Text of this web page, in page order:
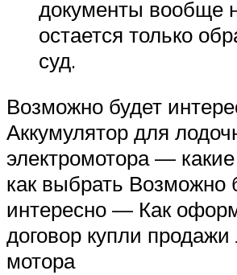
документы вообще
остается только
суд.
Возможно будет
Аккумулятор для
электромотора —
как выбрать Возможно
интересно — Как
договор купли продажи
мотора